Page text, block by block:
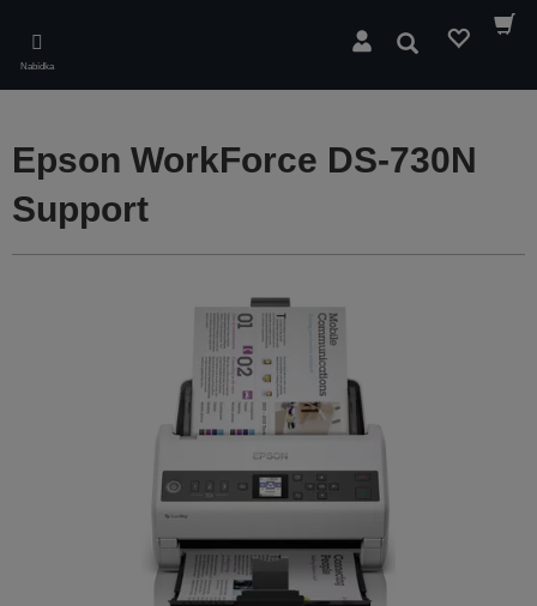
main
content
Nabídka
Hledat
Epson WorkForce DS-730N
Support